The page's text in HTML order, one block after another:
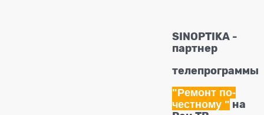
SINOPTIKA -
партнер
телепрограммы
"Ремонт по-
честному " на